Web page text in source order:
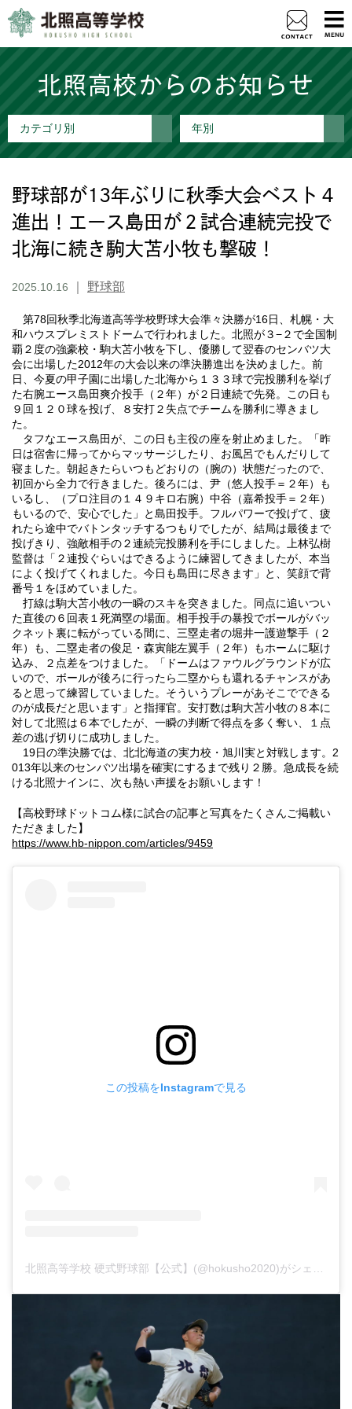
北照高校からのお知らせ
カテゴリ別 年別
野球部が13年ぶりに秋季大会ベスト４
進出！エース島田が２試合連続完投で
北海に続き駒大苫小牧も撃破！
2025.10.16 野球部
第78回秋季北海道高等学校野球大会準々決勝が16日、札幌・大
和ハウスプレミストドームで行われました。北照が３−２で全国制
覇２度の強豪校・駒大苫小牧を下し、優勝して翌春のセンバツ大
会に出場した2012年の大会以来の準決勝進出を決めました。前
日、今夏の甲子園に出場した北海から１３３球で完投勝利を挙げ
た右腕エース島田爽介投手（２年）が２日連続で先発。この日も
９回１２０球を投げ、８安打２失点でチームを勝利に導きまし
た。
タフなエース島田が、この日も主役の座を射止めました。「昨
日は宿舎に帰ってからマッサージしたり、お風呂でもんだりして
寝ました。朝起きたらいつもどおりの（腕の）状態だったので、
初回から全力で行きました。後ろには、尹（悠人投手＝２年）も
いるし、（プロ注目の１４９キロ右腕）中谷（嘉希投手＝２年）
もいるので、安心でした」と島田投手。フルパワーで投げて、疲
れたら途中でバトンタッチするつもりでしたが、結局は最後まで
投げきり、強敵相手の２連続完投勝利を手にしました。上林弘樹
監督は「２連投ぐらいはできるように練習してきましたが、本当
によく投げてくれました。今日も島田に尽きます」と、笑顔で背
番号１をほめていました。
打線は駒大苫小牧の一瞬のスキを突きました。同点に追いつい
た直後の６回表１死満塁の場面。相手投手の暴投でボールがバッ
クネット裏に転がっている間に、三塁走者の堀井一護遊撃手（２
年）も、二塁走者の俊足・森寅能左翼手（２年）もホームに駆け
込み、２点差をつけました。「ドームはファウルグラウンドが広
いので、ボールが後ろに行ったら二塁からも還れるチャンスがあ
ると思って練習していました。そういうプレーがあそこでできる
のが成長だと思います」と指揮官。安打数は駒大苫小牧の８本に
対して北照は６本でしたが、一瞬の判断で得点を多く奪い、１点
差の逃げ切りに成功しました。
19日の準決勝では、北北海道の実力校・旭川実と対戦します。2
013年以来のセンバツ出場を確実にするまで残り２勝。急成長を続
ける北照ナインに、次も熱い声援をお願いします！
【高校野球ドットコム様に試合の記事と写真をたくさんご掲載い
ただきました】
https://www.hb-nippon.com/articles/9459
この投稿をInstagramで見る
北照高等学校 硬式野球部【公式】(@hokusho2020)がシェアした投稿